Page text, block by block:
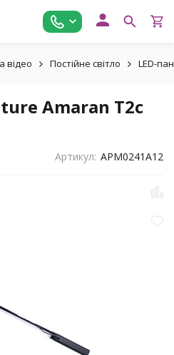
відео Постійне світло LED-
Amaran T2c
Артикул: APM0241A12